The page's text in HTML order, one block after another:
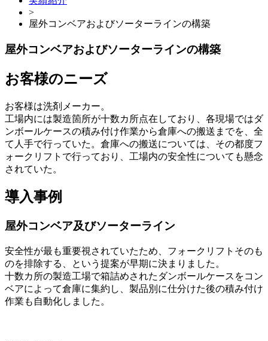
>
屋外コンベアおよびソーターラインの構築
屋外コンベアおよびソーターラインの構築
お客様のニーズ
お客様は洗剤メーカー。
工場内には製造箇所が十数カ所点在しており、各現場ではダ
ンボールケースの積み付け作業から倉庫への搬送までを、全
て人手で行っていた。倉庫への搬送については、その都度フ
ォークリフトで行っており、工場内の安全性についても懸念
されていた。
導入事例
屋外コンベア及びソーターライン
安全性が最も重要視されていたため、フォークリフトそのも
のを排除する、という提案が早期に決まりました。
十数カ所の製造工場で箱詰めされたダンボールケースをコン
ベアによって倉庫に集約し、製品別に仕分けた後の積み付け
作業も自動化しました。